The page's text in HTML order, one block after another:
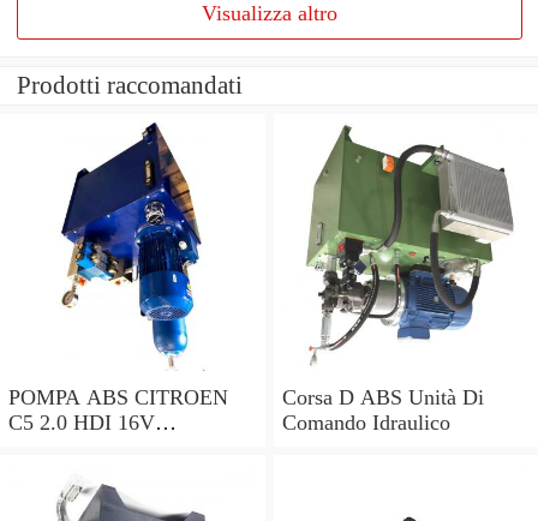
Visualizza altro
Prodotti raccomandati
POMPA ABS CITROEN
C5 2.0 HDI 16V
Corsa D ABS Unità Di
Comando Idraulico